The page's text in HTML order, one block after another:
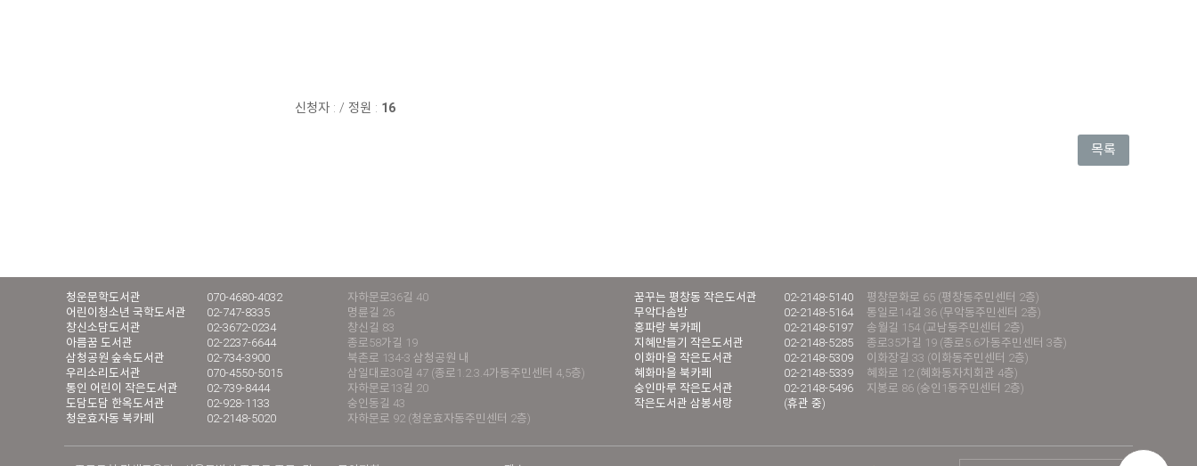
신청자 : / 정원 : 16
목록
청운문학도서관 070-4680-4032
자하문로36길 40
어린이청소년 국학도서관
02-747-8335
명륜길 26
창신소담도서관
02-3672-0234
창신길 83
아름꿈 도서관
02-2237-6644
종로58가길 19
삼청공원 숲속도서관
02-734-3900
북촌로 134-3 삼청공원 내
우리소리도서관
070-4550-5015
삼일대로30길 47 (종로1.2.3.4가동주민센터 4,5층)
통인 어린이 작은도서관
02-739-8444
자하문로13길 20
도담도담 한옥도서관
02-928-1133
숭인동길 43
청운효자동 북카페
02-2148-5020 자하문로 92 (청운효자동주민센터 2층)
꿈꾸는 평창동 작은도서관 02-2148-5140
평창문화로 65 (평창동주민센터 2층)
무악다솜방
02-2148-5164
통일로14길 36 (무악동주민센터 2층)
홍파랑 북카페
02-2148-5197
송월길 154 (교남동주민센터 2층)
지혜만들기 작은도서관
02-2148-5285
종로35가길 19 (종로5.6가동주민센터 3층)
이화마을 작은도서관
02-2148-5309
이화장길 33 (이화동주민센터 2층)
혜화마을 북카페
02-2148-5339
혜화로 12 (혜화동자치회관 4층)
숭인마루 작은도서관
02-2148-5496
지봉로 86 (숭인1동주민센터 2층)
작은도서관 삼봉서랑
(휴관 중)